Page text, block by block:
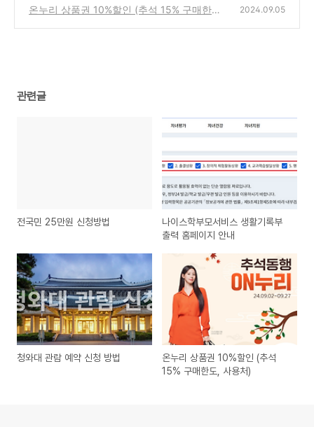
온누리 상품권 10%할인 (추석 15% 구매한도,
2024.09.05
관련글
전국민 25만원 신청방법
나이스학부모서비스 생활기록부
출력 홈페이지 안내
청와대 관람 예약 신청 방법
온누리 상품권 10%할인 (추석
15% 구매한도, 사용처)